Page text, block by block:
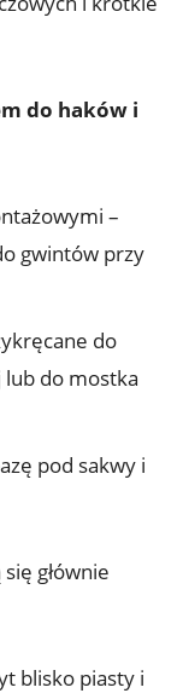
do haków i
–
gwintów przy
do
do mostka
pod sakwy i
głównie
blisko piasty i